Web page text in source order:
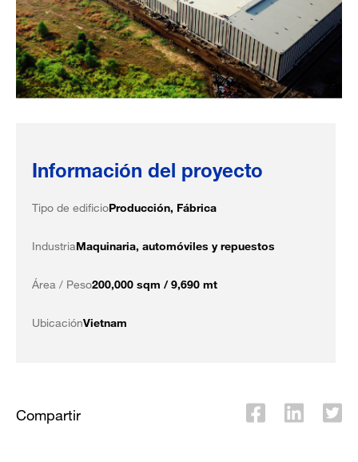
Información del proyecto
Tipo de edificioProducción, Fábrica
IndustriaMaquinaria, automóviles y repuestos
Área / Peso200,000 sqm / 9,690 mt
UbicaciónVietnam
Compartir